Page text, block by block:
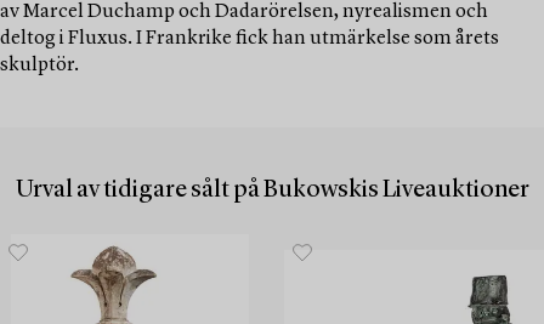
av Marcel Duchamp och Dadarörelsen, nyrealismen och
deltog i Fluxus. I Frankrike fick han utmärkelse som årets
skulptör.
Urval av tidigare sålt på Bukowskis Liveauktioner